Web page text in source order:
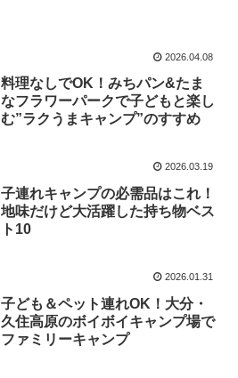
2026.04.08
料理なしでOK！みちパン&たま
なフラワーパークで子どもと楽し
む”ラクうまキャンプ”のすすめ
2026.03.19
子連れキャンプの必需品はこれ！
地味だけど大活躍した持ち物ベス
ト10
2026.01.31
子ども＆ペット連れOK！大分・
久住高原のボイボイキャンプ場で
ファミリーキャンプ